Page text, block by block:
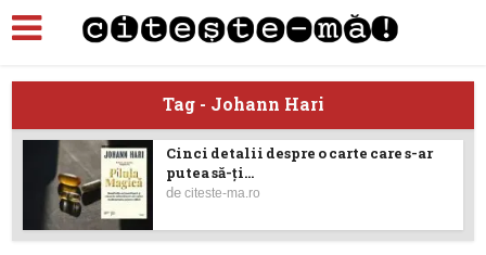
Tag - Johann Hari
Cinci detalii despre o carte care s-ar
putea să-ţi...
deciteste-ma.ro